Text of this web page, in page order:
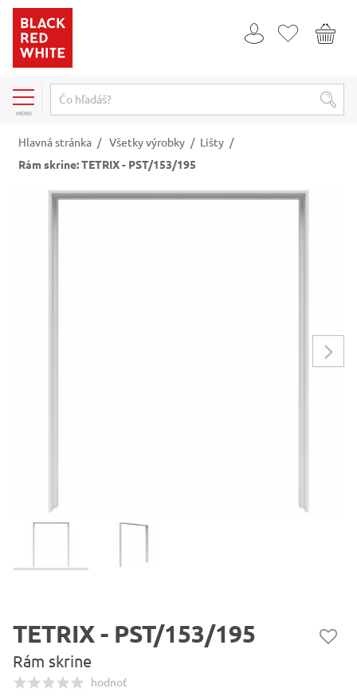
MENU
Hlavná stránka / Všetky výrobky / Lišty /
Rám skrine: TETRIX - PST/153/195
TETRIX - PST/153/195
Rám skrine
hodnoť